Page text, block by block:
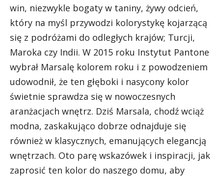
win, niezwykle bogaty w taniny, żywy odcień,
który na myśl przywodzi kolorystykę kojarzącą
się z podróżami do odległych krajów; Turcji,
Maroka czy Indii. W 2015 roku Instytut Pantone
wybrał Marsalę kolorem roku i z powodzeniem
udowodnił, że ten głęboki i nasycony kolor
świetnie sprawdza się w nowoczesnych
aranżacjach wnętrz. Dziś Marsala, chodź wciąż
modna, zaskakująco dobrze odnajduje się
również w klasycznych, emanujących elegancją
wnętrzach. Oto parę wskazówek i inspiracji, jak
zaprosić ten kolor do naszego domu, aby